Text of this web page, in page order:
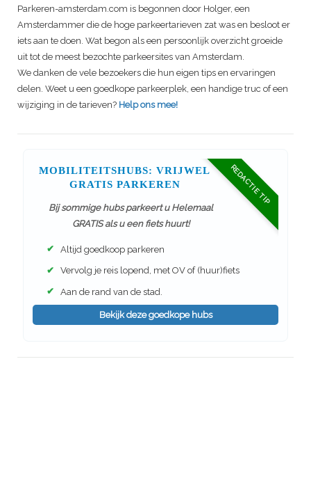
Parkeren-amsterdam.com is begonnen door Holger, een
Amsterdammer die de hoge parkeertarieven zat was en besloot er
iets aan te doen. Wat begon als een persoonlijk overzicht groeide
uit tot de meest bezochte parkeersites van Amsterdam.
We danken de vele bezoekers die hun eigen tips en ervaringen
delen. Weet u een goedkope parkeerplek, een handige truc of een
wijziging in de tarieven? Help ons mee!
REDACTIE TIP
MOBILITEITSHUBS: VRIJWEL
GRATIS PARKEREN
Bij sommige hubs parkeert u Helemaal
GRATIS als u een fiets huurt!
✔ Altijd goedkoop parkeren
✔ Vervolg je reis lopend, met OV of (huur)fiets
✔ Aan de rand van de stad.
Bekijk deze goedkope hubs